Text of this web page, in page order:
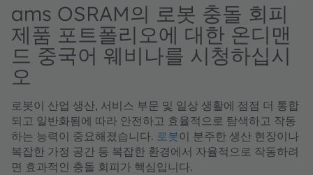
ams OSRAM의 로봇 충돌 회피
제품 포트폴리오에 대한 온디맨
드 중국어 웨비나를 시청하십시
오
로봇이 산업 생산, 서비스 부문 및 일상 생활에 점점 더 통합
되고 일반화됨에 따라 안전하고 효율적으로 탐색하고 작동
하는 능력이 중요해졌습니다. 로봇이 분주한 생산 현장이나
복잡한 가정 공간 등 복잡한 환경에서 자율적으로 작동하려
면 효과적인 충돌 회피가 핵심입니다.